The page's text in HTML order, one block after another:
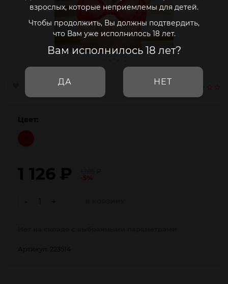
взрослых, которые неприемлемы для детей.
Чтобы продолжить, Вы должны подтвердить,
что Вам уже исполнилось 18 лет.
Вам исполнилось 18 лет?
ДА НЕТ
Цвет:
1 126 ₽
Артикул: 223514